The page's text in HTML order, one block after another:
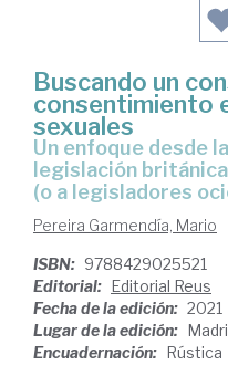
Buscando un
consentimiento
sexuales
un enfoque desde la evolución de la
legislación
(o a legisladores
Pereira Garmendía, Mario
ISBN: 9788429025521
Editorial: Editorial Reus
Fecha de la edición: 2021
Lugar de la edición:
Encuadernación: Rústica